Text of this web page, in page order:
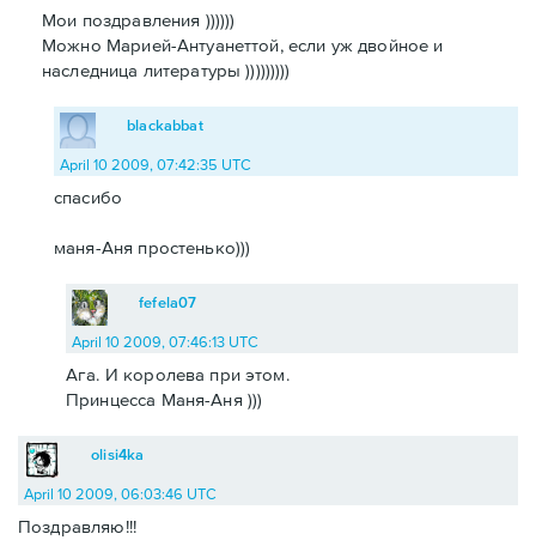
Мои поздравления ))))))
Можно Марией-Антуанеттой, если уж двойное и
наследница литературы )))))))))
blackabbat
April 10 2009, 07:42:35 UTC
спасибо
маня-Аня простенько)))
fefela07
April 10 2009, 07:46:13 UTC
Ага. И королева при этом.
Принцесса Маня-Аня )))
olisi4ka
April 10 2009, 06:03:46 UTC
Поздравляю!!!